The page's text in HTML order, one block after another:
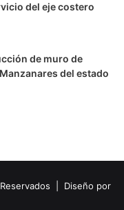
del eje costero
de muro de
del estado
| Diseño por